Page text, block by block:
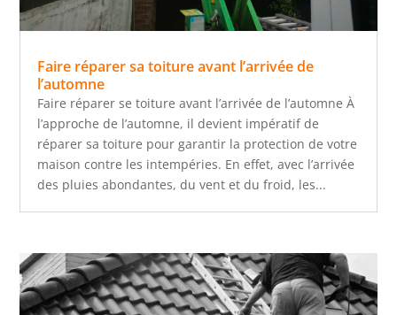
Faire réparer sa toiture avant l’arrivée de
l’automne
Faire réparer se toiture avant l’arrivée de l’automne À
l’approche de l’automne, il devient impératif de
réparer sa toiture pour garantir la protection de votre
maison contre les intempéries. En effet, avec l’arrivée
des pluies abondantes, du vent et du froid, les...